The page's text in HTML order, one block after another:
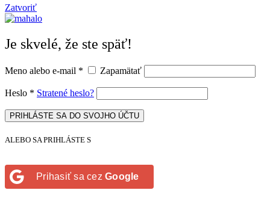
Zatvoriť
Je skvelé, že ste späť!
Meno alebo e-mail * Zapamätať
Heslo * Stratené heslo?
PRIHLÁSTE SA DO SVOJHO ÚČTU
ALEBO SA PRIHLÁSTE S
Prihasiť sa cez Google